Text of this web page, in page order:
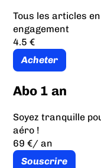
Tous les articles
engagement
4.5 €
Acheter
Abo 1 an
Soyez tranquille
aéro !
69 €/ an
Souscrire